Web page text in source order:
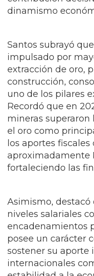
dinamismo
Santos subrayó
impulsado por
extracción de oro,
construcción,
uno de los pilares
Recordó que en
mineras superaron
el oro como
los aportes
aproximadamente
fortaleciendo las
Asimismo,
niveles salariales
encadenamientos
posee un carácter
sostener su aporte
internacionales